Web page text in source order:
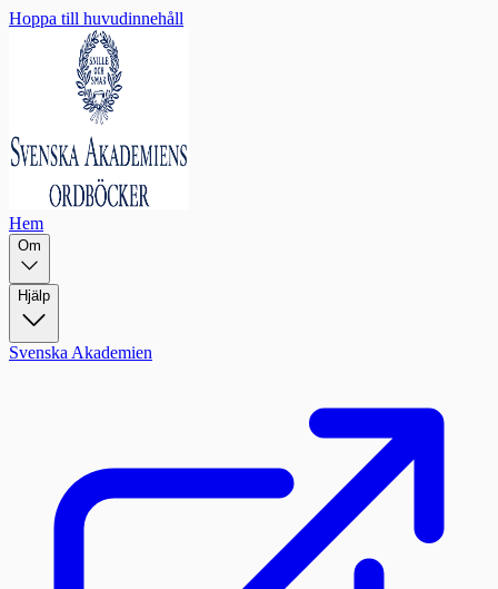
Hoppa till huvudinnehåll
Hem
Om
Hjälp
Svenska Akademien